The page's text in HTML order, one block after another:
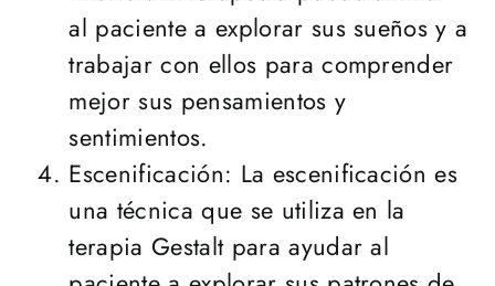
al paciente a explorar sus sueños y a
trabajar con ellos para comprender
mejor sus pensamientos y
sentimientos.
Escenificación: La escenificación es
una técnica que se utiliza en la
terapia Gestalt para ayudar al